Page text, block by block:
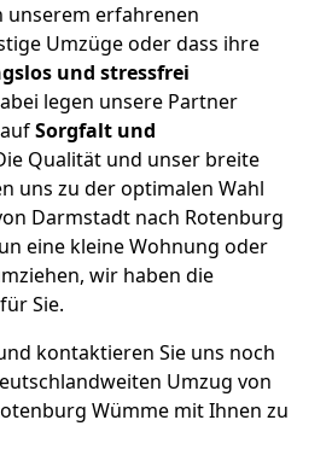
unserem erfahrenen
Umzüge oder dass ihre
und stressfrei
legen unsere Partner
Sorgfalt und
Qualität und unser breite
uns zu der optimalen Wahl
Darmstadt nach Rotenburg
eine kleine Wohnung oder
wir haben die
Sie.
kontaktieren Sie uns noch
Umzug von
Wümme mit Ihnen zu